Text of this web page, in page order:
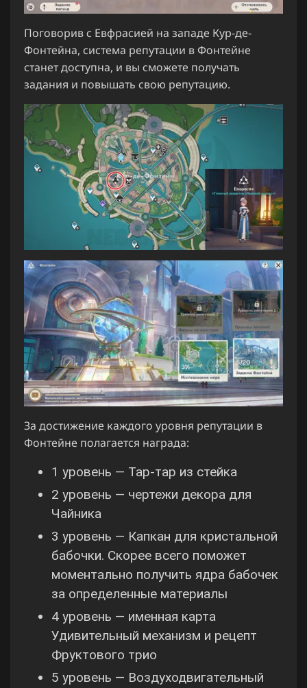
Поговорив с Евфрасией на западе Кур-де-
Фонтейна, система репутации в Фонтейне
станет доступна, и вы сможете получать
задания и повышать свою репутацию.
За достижение каждого уровня репутации в
Фонтейне полагается награда:
1 уровень — Тар-тар из стейка
2 уровень — чертежи декора для
Чайника
3 уровень — Капкан для кристальной
бабочки. Скорее всего поможет
моментально получить ядра бабочек
за определенные материалы
4 уровень — именная карта
Удивительный механизм и рецепт
Фруктового трио
5 уровень — Воздуходвигательный